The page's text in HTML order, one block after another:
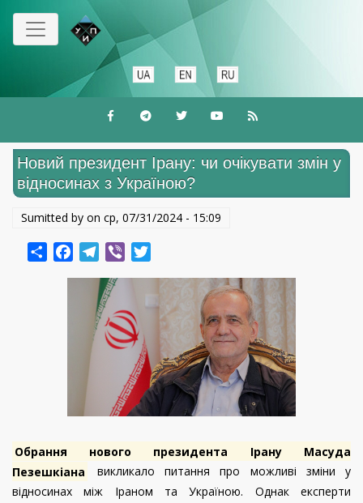
Перейти
основного
Новий президент Ірану: чи очікувати змін у
відносинах з Україною?
Sumitted by on ср, 07/31/2024 - 15:09
ShareFacebookTelegram
Viber
Обрання нового президента Ірану Масуда
Пезешкіана
викликало питання про можливі зміни у
відносинах між Іраном та Україною. Однак експерти